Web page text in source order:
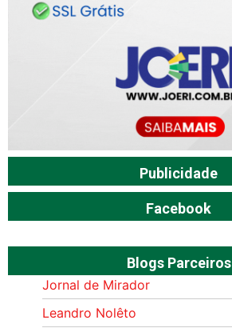
Publicidade
Facebook
Blogs Parceiros
Jornal de Mirador
Leandro Nolêto